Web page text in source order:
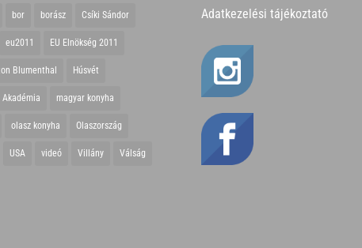
bor borász Csíki Sándor
eu2011 EU Elnökség 2011
Blumenthal Húsvét
magyar konyha
olasz konyha Olaszország
USA videó Villány Válság
Adatkezelési tájékoztató